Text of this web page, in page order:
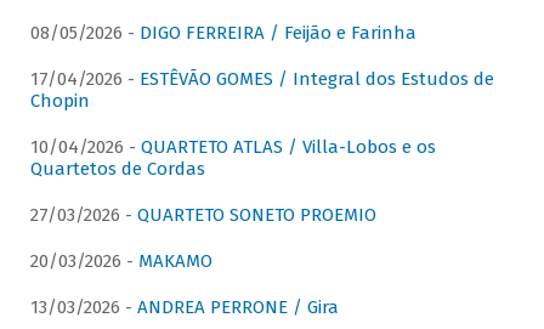
08/05/2026 - DIGO FERREIRA / Feijão e Farinha
17/04/2026 - ESTÊVÃO GOMES / Integral dos Estudos de
Chopin
10/04/2026 - QUARTETO ATLAS / Villa-Lobos e os
Quartetos de Cordas
27/03/2026 - QUARTETO SONETO PROEMIO
20/03/2026 - MAKAMO
13/03/2026 - ANDREA PERRONE / Gira